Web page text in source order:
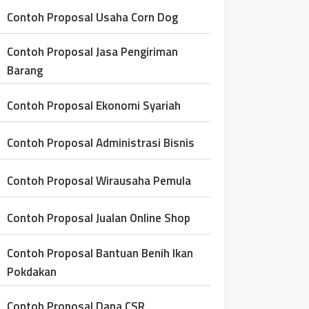
Contoh Proposal Usaha Corn Dog
Contoh Proposal Jasa Pengiriman
Barang
Contoh Proposal Ekonomi Syariah
Contoh Proposal Administrasi Bisnis
Contoh Proposal Wirausaha Pemula
Contoh Proposal Jualan Online Shop
Contoh Proposal Bantuan Benih Ikan
Pokdakan